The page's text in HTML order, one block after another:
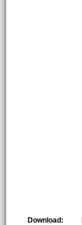
Download: